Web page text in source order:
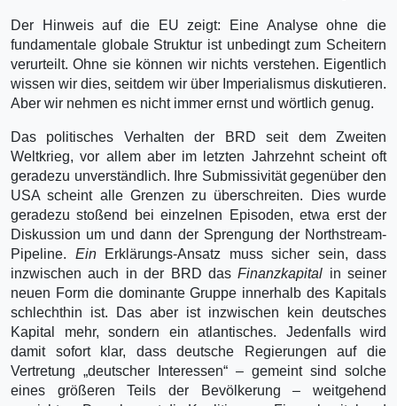
Der Hinweis auf die EU zeigt: Eine Analyse ohne die
fundamentale globale Struktur ist unbe­dingt zum Scheitern
verurteilt. Ohne sie können wir nichts verstehen. Eigentlich
wissen wir dies, seitdem wir über Imperialismus diskutieren.
Aber wir nehmen es nicht immer ernst und wörtlich genug.
Das politisches Verhalten der BRD seit dem Zweiten
Weltkrieg, vor allem aber im letzten Jahrzehnt scheint oft
geradezu unverständlich. Ihre Submissivität gegenüber den
USA scheint alle Grenzen zu überschreiten. Dies wurde
geradezu stoßend bei einzelnen Episoden, etwa erst der
Diskussion um und dann der Sprengung der Northstream-
Pipeline. EinErklärungs-Ansatz muss sicher sein, dass
inzwischen auch in der BRD dasFinanzkapital in seiner
neuen Form die domi­nante Gruppe innerhalb des Kapitals
schlechthin ist. Das aber ist inzwischen kein deutsches
Kapital mehr, sondern ein atlantisches. Jedenfalls wird
damit sofort klar, dass deutsche Regierungen auf die
Vertretung „deutscher Interessen“ – gemeint sind solche
eines größeren Teils der Bevölkerung – weitgehend